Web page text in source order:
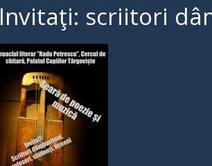
Invitaţi: scriitori